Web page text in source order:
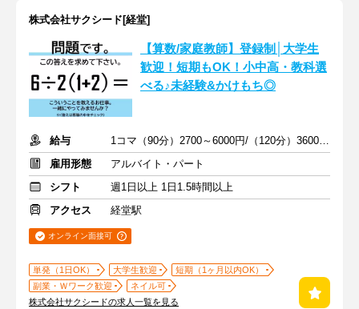
株式会社サクシード[経堂]
【算数/家庭教師】登録制│大学生
歓迎！短期もOK！小中高・教科選
べる♪未経験&かけもち◎
給与
1コマ（90分）2700～6000円/（120分）3600～1万2000円 +交通費
雇用形態
アルバイト・パート
シフト
週1日以上 1日1.5時間以上
アクセス
経堂駅
オンライン面接可
単発（1日OK） 大学生歓迎
短期（1ヶ月以内OK）
副業・Ｗワーク歓迎
ネイル可
株式会社サクシードの求人一覧を見る